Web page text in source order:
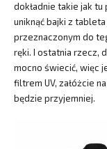
dokładnie takie jak
uniknąć bajki z
przeznaczonym do
ręki. I ostatnia rzecz,
mocno świecić, więc
filtrem UV, załóżcie
będzie przyjemniej.